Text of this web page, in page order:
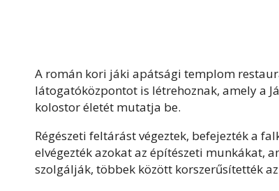
A román kori jáki apátsági templom
látogatóközpontot is létrehoznak, amely a
kolostor életét mutatja be.
Régészeti feltárást végeztek, befejezték a
elvégezték azokat az építészeti munkákat,
szolgálják, többek között korszerűsítették